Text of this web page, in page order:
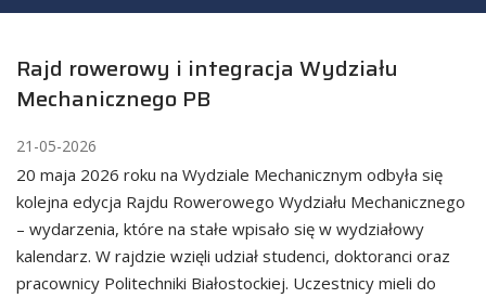
Rajd rowerowy i integracja Wydziału
Mechanicznego PB
21-05-2026
20 maja 2026 roku na Wydziale Mechanicznym odbyła się
kolejna edycja Rajdu Rowerowego Wydziału Mechanicznego
– wydarzenia, które na stałe wpisało się w wydziałowy
kalendarz. W rajdzie wzięli udział studenci, doktoranci oraz
pracownicy Politechniki Białostockiej. Uczestnicy mieli do